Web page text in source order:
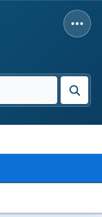
IŠČI